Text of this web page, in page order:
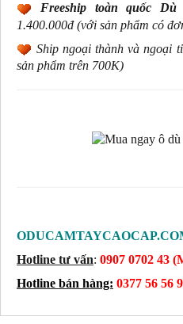
Freeship toàn quốc Dù
1.400.000đ(với sản phẩm có
Ship ngoại thành và ngoại
sản phẩm trên 700K)
Hotline tư vấn: 0907 0702 43
Hotline bán hàng: 0377 56 56